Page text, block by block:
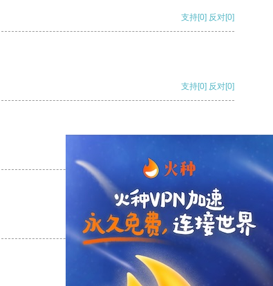
支持[0] 反对[0]
支持[0] 反对[0]
支持 [0] 反对[0]